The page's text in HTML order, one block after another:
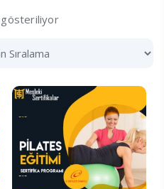
gösteriliyor